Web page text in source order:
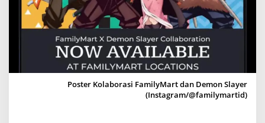
m
i
l
y
M
a
Poster Kolaborasi FamilyMart dan Demon Slayer
(Instagram/@familymartid)